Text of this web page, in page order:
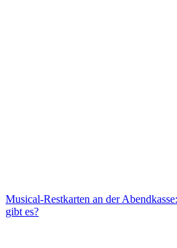
Musical-Restkarten an der
gibt es?